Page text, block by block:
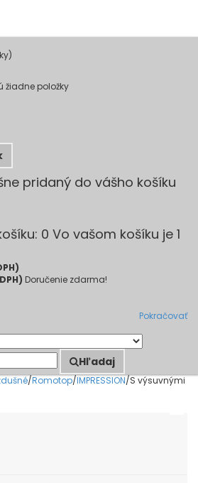
žiadne položky
pridaný do vášho košíku
0 Vo vašom košíku je 1
Doručenie zdarma!
Pokračovať
Hľadaj
/Romotop/IMPRESSION/S výsuvnými